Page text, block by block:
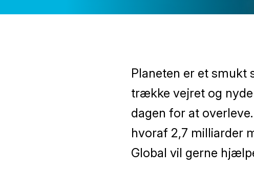
Planeten er et smukt
trække vejret og
dagen for at
hvoraf 2,7 milliarder
Global vil gerne